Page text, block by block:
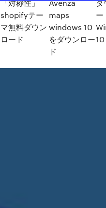
「対称性」
shopifyテー
マ無料ダウン
ロード
Avenza
maps
windows 10
をダウンロー
ド
ダ
ー
10